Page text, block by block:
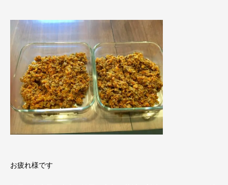
お疲れ様です